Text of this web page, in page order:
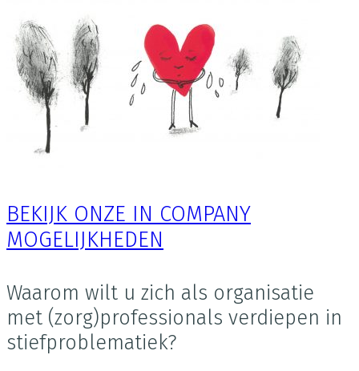
BEKIJK ONZE IN COMPANY
MOGELIJKHEDEN
Waarom wilt u zich als organisatie
met (zorg)professionals verdiepen in
stiefproblematiek?